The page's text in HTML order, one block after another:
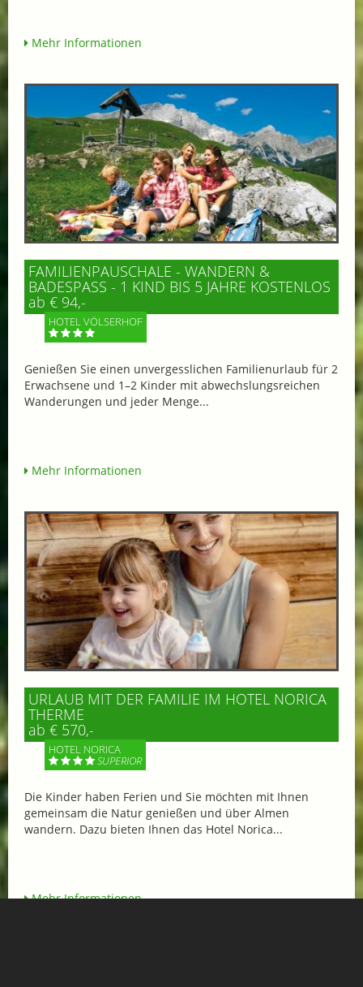
Mehr Informationen
FAMILIENPAUSCHALE - WANDERN &
BADESPASS - 1 KIND BIS 5 JAHRE KOSTENLOS
ab € 94,-
HOTEL VÖLSERHOF
Genießen Sie einen unvergesslichen Familienurlaub für 2
Erwachsene und 1–2 Kinder mit abwechslungsreichen
Wanderungen und jeder Menge...
Mehr Informationen
URLAUB MIT DER FAMILIE IM HOTEL NORICA
THERME
ab € 570,-
HOTEL NORICA
SUPERIOR
Die Kinder haben Ferien und Sie möchten mit Ihnen
gemeinsam die Natur genießen und über Almen
wandern. Dazu bieten Ihnen das Hotel Norica...
Mehr Informationen